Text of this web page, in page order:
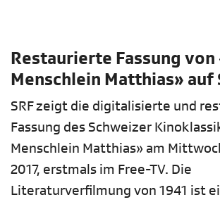
Restaurierte Fassung von
Menschlein Matthias» auf
SRF zeigt die digitalisierte und
Fassung des Schweizer
Menschlein Matthias» am
2017, erstmals im Free-TV. Die
Literaturverfilmung von 1941 ist